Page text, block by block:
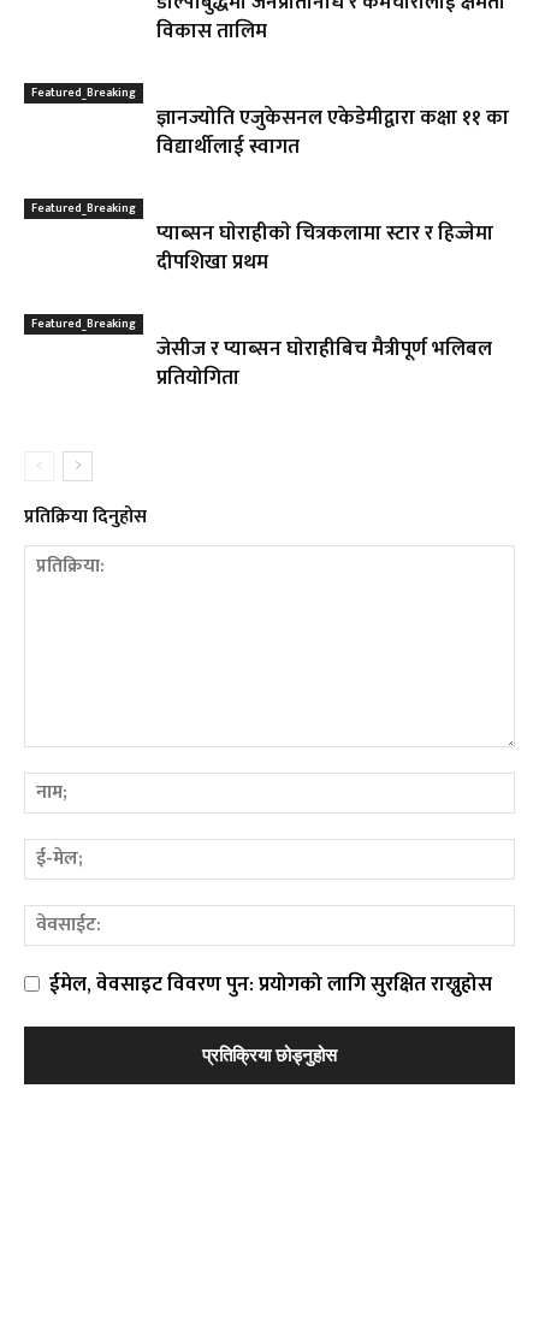
विकास तालिम
Featured_Breaking
ज्ञानज्योति एजुकेसनल एकेडेमीद्वारा कक्षा ११ का
विद्यार्थीलाई स्वागत
Featured_Breaking
प्याब्सन घाेराहीकाे चित्रकलामा स्टार र हिज्जेमा
दीपशिखा प्रथम
Featured_Breaking
जेसीज र प्याब्सन घाेराहीबिच मैत्रीपूर्ण भलिबल
प्रतियोगिता
प्रतिक्रिया दिनुहोस
ईमेल, वेवसाइट विवरण पुन: प्रयोगको लागि सुरक्षित राख्नुहोस